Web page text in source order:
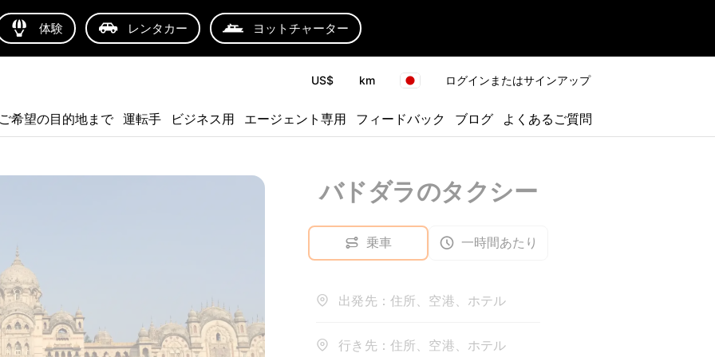
体験 レンタカー ヨットチャーター
US$ km ログインまたはサインアップ
希望の目的地まで 運転手 ビジネス用 エージェント専用 フィードバック ブログ よくあるご質問
バドダラのタクシー
乗車 一時間あたり
出発先：住所、空港、ホテル
行き先：住所、空港、ホテル